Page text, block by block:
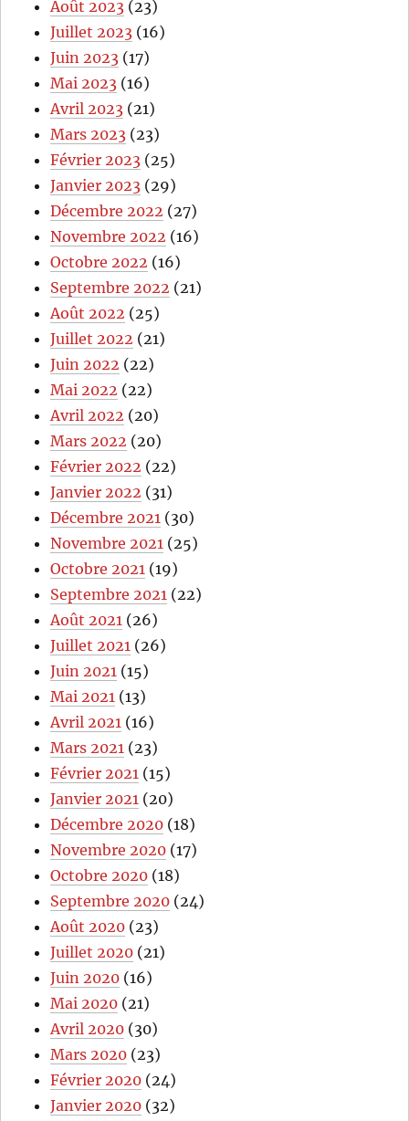
Août 2023 (23)
Juillet 2023 (16)
Juin 2023 (17)
Mai 2023 (16)
Avril 2023 (21)
Mars 2023 (23)
Février 2023 (25)
Janvier 2023 (29)
Décembre 2022 (27)
Novembre 2022 (16)
Octobre 2022 (16)
Septembre 2022 (21)
Août 2022 (25)
Juillet 2022 (21)
Juin 2022 (22)
Mai 2022 (22)
Avril 2022 (20)
Mars 2022 (20)
Février 2022 (22)
Janvier 2022 (31)
Décembre 2021 (30)
Novembre 2021 (25)
Octobre 2021 (19)
Septembre 2021 (22)
Août 2021 (26)
Juillet 2021 (26)
Juin 2021 (15)
Mai 2021 (13)
Avril 2021 (16)
Mars 2021 (23)
Février 2021 (15)
Janvier 2021 (20)
Décembre 2020 (18)
Novembre 2020 (17)
Octobre 2020 (18)
Septembre 2020 (24)
Août 2020 (23)
Juillet 2020 (21)
Juin 2020 (16)
Mai 2020 (21)
Avril 2020 (30)
Mars 2020 (23)
Février 2020 (24)
Janvier 2020 (32)